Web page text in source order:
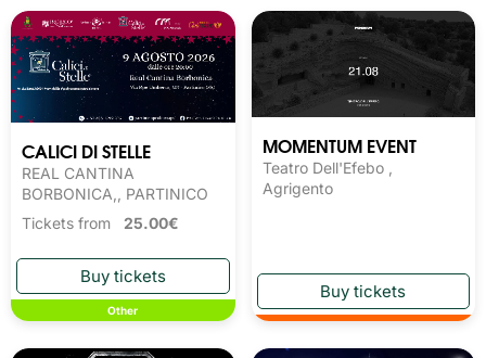
CALICI DI STELLE
REAL CANTINA
BORBONICA,, PARTINICO
Tickets from 25.00€
Other
MOMENTUM EVENT
Teatro Dell'Efebo ,
Agrigento